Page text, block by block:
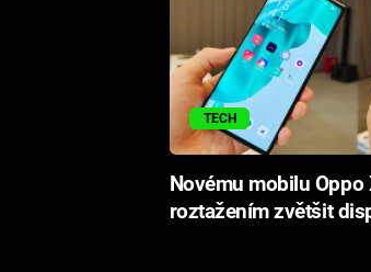
TECH
Novému mobilu
roztažením zvětšit